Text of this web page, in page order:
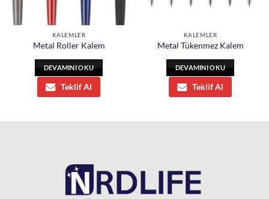
KALEMLER
Metal Roller Kalem
DEVAMINI OKU
Teklif Al
KALEMLER
Metal Tükenmez Kalem
DEVAMINI OKU
Teklif Al